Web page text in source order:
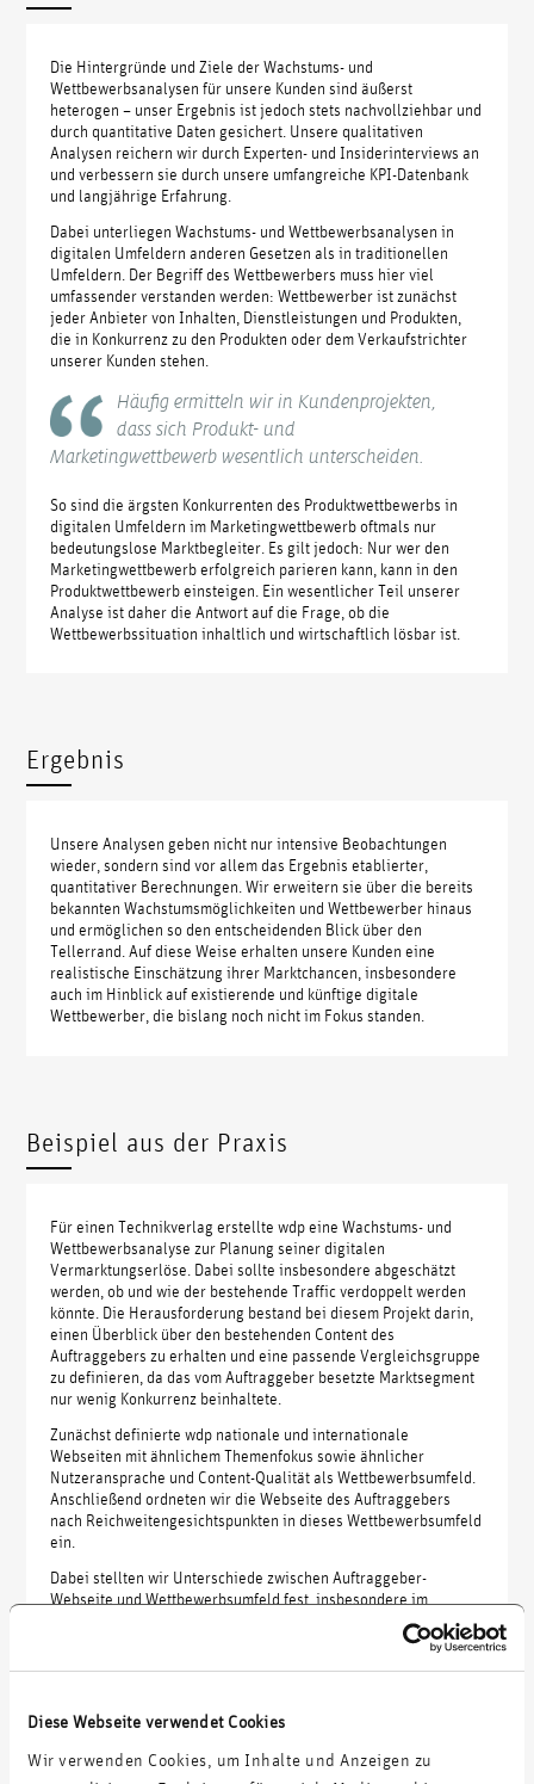
Diese Webseite verwendet Cookies
Wir verwenden Cookies, um Inhalte und Anzeigen zu
Die Hintergründe und Ziele der Wachstums- und
Wettbewerbsanalysen für unsere Kunden sind äußerst
heterogen – unser Ergebnis ist jedoch stets nachvollziehbar und
durch quantitative Daten gesichert. Unsere qualitativen
Analysen reichern wir durch Experten- und Insiderinterviews an
und verbessern sie durch unsere umfangreiche KPI-Datenbank
und langjährige Erfahrung.
Dabei unterliegen Wachstums- und Wettbewerbsanalysen in
digitalen Umfeldern anderen Gesetzen als in traditionellen
Umfeldern. Der Begriff des Wettbewerbers muss hier viel
umfassender verstanden werden: Wettbewerber ist zunächst
jeder Anbieter von Inhalten, Dienstleistungen und Produkten,
die in Konkurrenz zu den Produkten oder dem Verkaufstrichter
unserer Kunden stehen.
Häufig ermitteln wir in Kundenprojekten,
dass sich Produkt- und
Marketingwettbewerb wesentlich unterscheiden.
So sind die ärgsten Konkurrenten des Produktwettbewerbs in
digitalen Umfeldern im Marketingwettbewerb oftmals nur
bedeutungslose Marktbegleiter. Es gilt jedoch: Nur wer den
Marketingwettbewerb erfolgreich parieren kann, kann in den
Produktwettbewerb einsteigen. Ein wesentlicher Teil unserer
Analyse ist daher die Antwort auf die Frage, ob die
Wettbewerbssituation inhaltlich und wirtschaftlich lösbar ist.
Ergebnis
Unsere Analysen geben nicht nur intensive Beobachtungen
wieder, sondern sind vor allem das Ergebnis etablierter,
quantitativer Berechnungen. Wir erweitern sie über die bereits
bekannten Wachstumsmöglichkeiten und Wettbewerber hinaus
und ermöglichen so den entscheidenden Blick über den
Tellerrand. Auf diese Weise erhalten unsere Kunden eine
realistische Einschätzung ihrer Marktchancen, insbesondere
auch im Hinblick auf existierende und künftige digitale
Wettbewerber, die bislang noch nicht im Fokus standen.
Beispiel aus der Praxis
Für einen Technikverlag erstellte wdp eine Wachstums- und
Wettbewerbsanalyse zur Planung seiner digitalen
Vermarktungserlöse. Dabei sollte insbesondere abgeschätzt
werden, ob und wie der bestehende Traffic verdoppelt werden
könnte. Die Herausforderung bestand bei diesem Projekt darin,
einen Überblick über den bestehenden Content des
Auftraggebers zu erhalten und eine passende Vergleichsgruppe
zu definieren, da das vom Auftraggeber besetzte Marktsegment
nur wenig Konkurrenz beinhaltete.
Zunächst definierte wdp nationale und internationale
Webseiten mit ähnlichem Themenfokus sowie ähnlicher
Nutzeransprache und Content-Qualität als Wettbewerbsumfeld.
Anschließend ordneten wir die Webseite des Auftraggebers
nach Reichweitengesichtspunkten in dieses Wettbewerbsumfeld
ein.
Dabei stellten wir Unterschiede zwischen Auftraggeber-
Webseite und Wettbewerbsumfeld fest, insbesondere im
Suchmaschinenoptimierung, Veröffentlichungsfrequenz und -
maximieren.
Der Kunde erhielt ein umfangreiches Konzept mit klaren